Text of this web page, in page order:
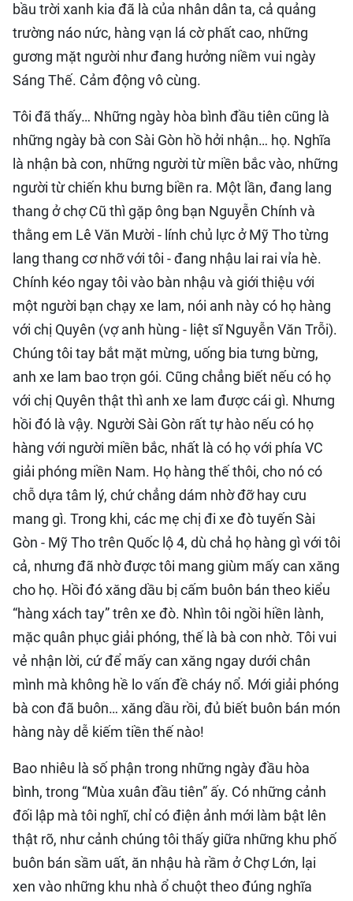
bầu trời xanh kia đã là của nhân dân ta, cả quảng
trường náo nức, hàng vạn lá cờ phất cao, những
gương mặt người như đang hưởng niềm vui ngày
Sáng Thế. Cảm động vô cùng.
Tôi đã thấy… Những ngày hòa bình đầu tiên cũng là
những ngày bà con Sài Gòn hồ hởi nhận… họ. Nghĩa
là nhận bà con, những người từ miền bắc vào, những
người từ chiến khu bưng biền ra. Một lần, đang lang
thang ở chợ Cũ thì gặp ông bạn Nguyễn Chính và
thằng em Lê Văn Mười - lính chủ lực ở Mỹ Tho từng
lang thang cơ nhỡ với tôi - đang nhậu lai rai vỉa hè.
Chính kéo ngay tôi vào bàn nhậu và giới thiệu với
một người bạn chạy xe lam, nói anh này có họ hàng
với chị Quyên (vợ anh hùng - liệt sĩ Nguyễn Văn Trỗi).
Chúng tôi tay bắt mặt mừng, uống bia tưng bừng,
anh xe lam bao trọn gói. Cũng chẳng biết nếu có họ
với chị Quyên thật thì anh xe lam được cái gì. Nhưng
hồi đó là vậy. Người Sài Gòn rất tự hào nếu có họ
hàng với người miền bắc, nhất là có họ với phía VC
giải phóng miền Nam. Họ hàng thế thôi, cho nó có
chỗ dựa tâm lý, chứ chẳng dám nhờ đỡ hay cưu
mang gì. Trong khi, các mẹ chị đi xe đò tuyến Sài
Gòn - Mỹ Tho trên Quốc lộ 4, dù chả họ hàng gì với tôi
cả, nhưng đã nhờ được tôi mang giùm mấy can xăng
cho họ. Hồi đó xăng dầu bị cấm buôn bán theo kiểu
“hàng xách tay” trên xe đò. Nhìn tôi ngồi hiền lành,
mặc quân phục giải phóng, thế là bà con nhờ. Tôi vui
vẻ nhận lời, cứ để mấy can xăng ngay dưới chân
mình mà không hề lo vấn đề cháy nổ. Mới giải phóng
bà con đã buôn… xăng dầu rồi, đủ biết buôn bán món
hàng này dễ kiếm tiền thế nào!
Bao nhiêu là số phận trong những ngày đầu hòa
bình, trong “Mùa xuân đầu tiên” ấy. Có những cảnh
đối lập mà tôi nghĩ, chỉ có điện ảnh mới làm bật lên
thật rõ, như cảnh chúng tôi thấy giữa những khu phố
buôn bán sầm uất, ăn nhậu hà rầm ở Chợ Lớn, lại
xen vào những khu nhà ổ chuột theo đúng nghĩa